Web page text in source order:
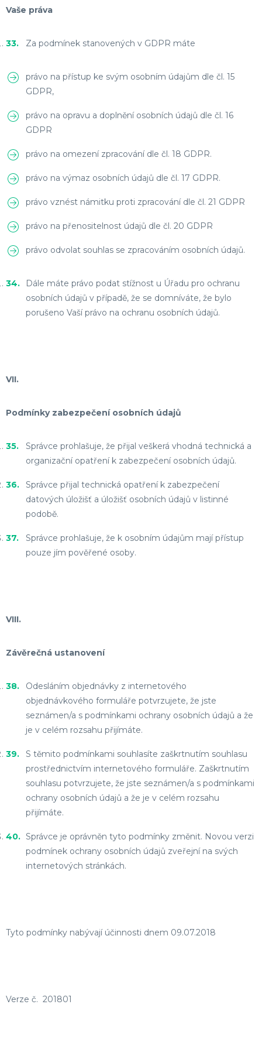
Vaše práva
Za podmínek stanovených v GDPR máte
právo na přístup ke svým osobním údajům dle čl. 15
GDPR,
právo na opravu a doplnění osobních údajů dle čl. 16
GDPR
právo na omezení zpracování dle čl. 18 GDPR.
právo na výmaz osobních údajů dle čl. 17 GDPR.
právo vznést námitku proti zpracování dle čl. 21 GDPR
právo na přenositelnost údajů dle čl. 20 GDPR
právo odvolat souhlas se zpracováním osobních údajů.
Dále máte právo podat stížnost u Úřadu pro ochranu
osobních údajů v případě, že se domníváte, že bylo
porušeno Vaší právo na ochranu osobních údajů.
VII.
Podmínky zabezpečení osobních údajů
Správce prohlašuje, že přijal veškerá vhodná technická a
organizační opatření k zabezpečení osobních údajů.
Správce přijal technická opatření k zabezpečení
datových úložišť a úložišť osobních údajů v listinné
podobě.
Správce prohlašuje, že k osobním údajům mají přístup
pouze jím pověřené osoby.
VIII.
Závěrečná ustanovení
Odesláním objednávky z internetového
objednávkového formuláře potvrzujete, že jste
seznámen/a s podmínkami ochrany osobních údajů a že
je v celém rozsahu přijímáte.
S těmito podmínkami souhlasíte zaškrtnutím souhlasu
prostřednictvím internetového formuláře. Zaškrtnutím
souhlasu potvrzujete, že jste seznámen/a s podmínkami
ochrany osobních údajů a že je v celém rozsahu
přijímáte.
Správce je oprávněn tyto podmínky změnit. Novou verzi
podmínek ochrany osobních údajů zveřejní na svých
internetových stránkách.
Tyto podmínky nabývají účinnosti dnem 09.07.2018
Verze č. 201801